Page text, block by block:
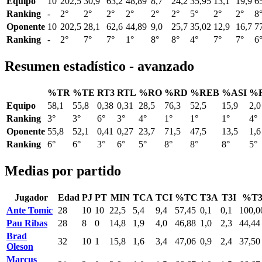
Ranking
- 2° 2° 2° 2° 2° 2° 5° 2° 2°
8°
Oponente 10 202,5 28,1 62,6 44,89 9,0 25,7 35,02 12,9 16,7
Ranking
- 2° 7° 7° 1° 8° 8° 4° 7° 7° 6°
Resumen estadístico - avanzado
%TR %TE RT3 RTL %RO %RD %REB %ASI
Equipo
58,1 55,8 0,38 0,31 28,5 76,3 52,5 15,9
2,0
Ranking
3° 3° 6° 3° 4° 1° 1° 1°
4°
Oponente 55,8 52,1 0,41 0,27 23,7 71,5 47,5 13,5
1,6
Ranking
6° 6° 3° 6° 5° 8° 8° 8° 5°
Medias por partido
Jugador Edad PJ PT MIN TCA TCI %TC T3A T3I
%T3
Ante Tomic 28 10 10 22,5 5,4 9,4 57,45 0,1 0,1
Pau Ribas
28 8 0 14,8 1,9 4,0 46,88 1,0 2,3
44,44
Brad
Oleson
32 10 1 15,8 1,6 3,4 47,06 0,9 2,4
37,50
Marcus